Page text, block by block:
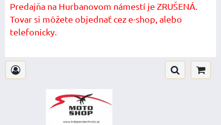
Predajňa na Hurbanovom námestí je ZRUŠENÁ.
Tovar si môžete objednať cez e-shop, alebo
telefonicky.